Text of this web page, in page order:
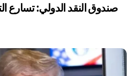
صندوق النقد الدولي: تسارع